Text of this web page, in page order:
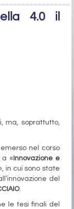
4.0 il
ma, soprattutto,
nel corso
a « Innovazione e
in cui sono state
del
.
le tesi finali del